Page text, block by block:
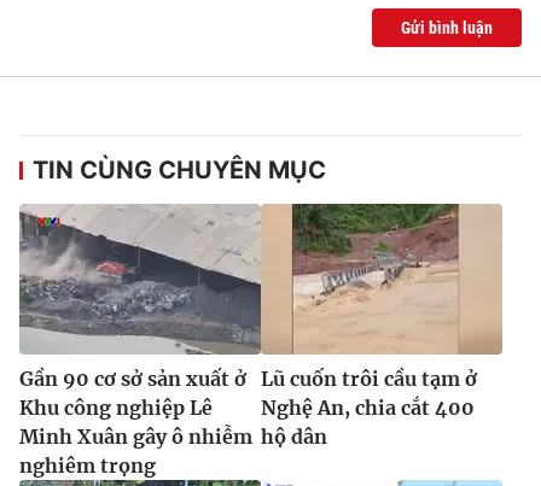
Gửi bình luận
TIN CÙNG CHUYÊN MỤC
Gần 90 cơ sở sản xuất ở
Khu công nghiệp Lê
Minh Xuân gây ô nhiễm
nghiêm trọng
Lũ cuốn trôi cầu tạm ở
Nghệ An, chia cắt 400
hộ dân